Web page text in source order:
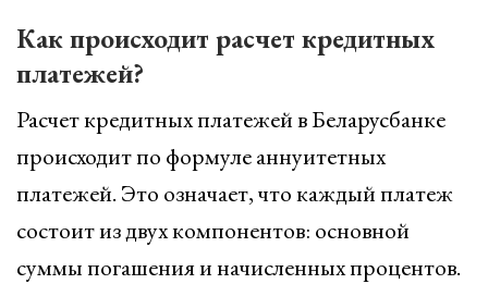
Как происходит расчет кредитных
платежей?
Расчет кредитных платежей в Беларусбанке
происходит по формуле аннуитетных
платежей. Это означает, что каждый платеж
состоит из двух компонентов: основной
суммы погашения и начисленных процентов.